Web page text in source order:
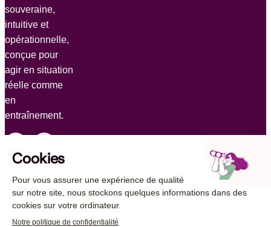
souveraine,
intuitive et
opérationnelle,
conçue pour
agir en situation
réelle comme
en
entraînement.
© 2026 AUCAE. Tous droits réservés
Mentions légales Politique de protection des données